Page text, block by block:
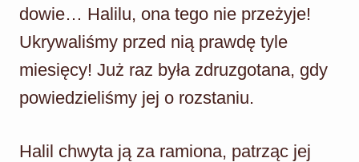
dowie… Halilu, ona tego nie przeżyje!
Ukrywaliśmy przed nią prawdę tyle
miesięcy! Już raz była zdruzgotana, gdy
powiedzieliśmy jej o rozstaniu.
Halil chwyta ją za ramiona, patrząc jej